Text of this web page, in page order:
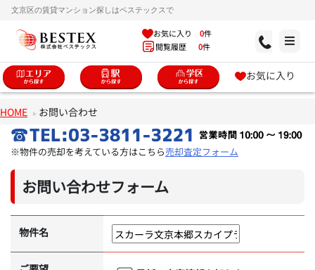
文京区の賃貸マンション探しはベステックスで
お気に入り 0件
閲覧履歴 0件
お気に入り
HOME お問い合わせ
※物件の売却を考えている方はこちら売却査定フォーム
お問い合わせフォーム
物件名